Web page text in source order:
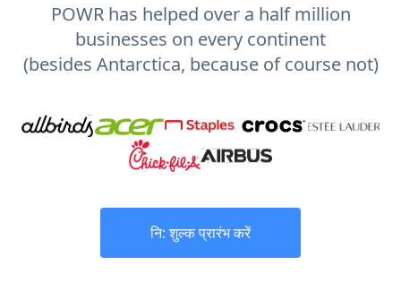
POWR has helped over a half million
businesses on every continent
(besides Antarctica, because of course not)
नि: शुल्क प्रारंभ करें